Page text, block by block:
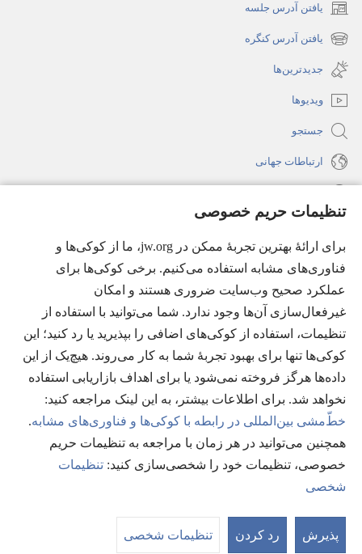
تنظیمات حریم خصوصی
برای ارائهٔ بهترین تجربهٔ ممکن در jw.org، ما از کوکی‌ها و
فناوری‌های مشابه استفاده می‌کنیم. برخی کوکی‌ها برای
عملکرد صحیح وب‌سایت ضروری هستند و امکان
غیرفعال‌سازی آن‌ها وجود ندارد. شما می‌توانید با استفاده از
تنظیمات، استفاده از کوکی‌های اضافی را بپذیرید یا رد کنید؛ این
کوکی‌ها تنها برای بهبود تجربهٔ شما به کار می‌روند. هیچ‌یک از این
داده‌ها هرگز فروخته نمی‌شود یا برای اهداف بازاریابی استفاده
نخواهد شد. برای اطلاعات بیشتر، به این لینک مراجعه کنید:‏
خطّ‌مشی بین‌المللی در رابطه با کوکی‌ها و فناوری‌های مشابه.
همچنین می‌توانید در هر زمان با مراجعه به تنظیمات حریم
خصوصی، تنظیمات خود را شخصی‌سازی کنید:‏ تنظیمات
شخصی
پذیرش رد کردن تنظیمات شخصی
یافتن آدرس جلسه
(پنجره‌ای
جدید
می‌شود)
یافتن آدرس کنگره
(پنجره‌ای
جدید
باز
می‌شود)
جدیدترین‌ها
ویدیوها
جستجو
ارتباطات جهانی
(پنجره‌ای
جدید
می‌شود)
(پنجره‌ای
جدید
می‌شود)
JW Hub
®
(پنجره‌ای
باز
می‌شود)
®
JW Library
Watchtower Library
© 2026 Watch Tower Bible and Tract Society of Pennsylvania.